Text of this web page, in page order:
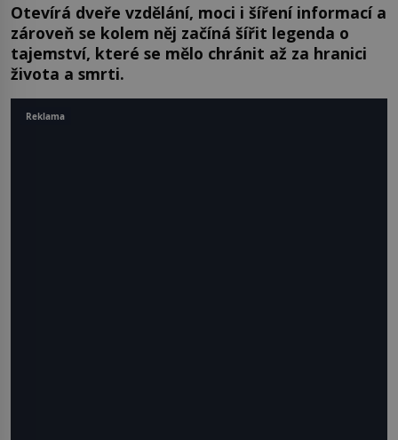
Otevírá dveře vzdělání, moci i šíření informací a
zároveň se kolem něj začíná šířit legenda o
tajemství, které se mělo chránit až za hranici
života a smrti.
Reklama